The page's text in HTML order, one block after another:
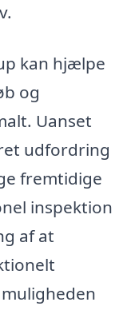
kan hjælpe
og
Uanset
udfordring
fremtidige
inspektion
af at